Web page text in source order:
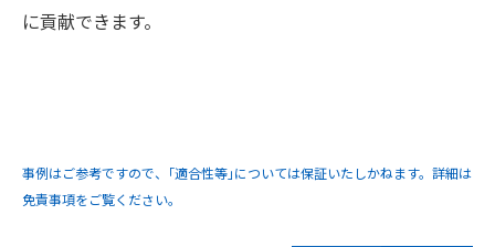
に貢献できます。
事例はご参考ですので、｢適合性等｣については保証いたしかねます。詳細は
免責事項をご覧ください。